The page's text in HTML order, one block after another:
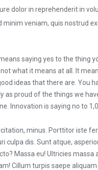
dolor in reprehenderit in
minim veniam, quis nostrud
saying yes to the thing
what it means at all. It
ideas that there are. You
as proud of the things we
Innovation is saying no to
minus. Porttitor iste
culpa dis. Sunt atque,
Massa eu! Ultricies massa
Cillum turpis saepe aliquam